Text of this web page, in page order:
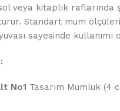
veya kitaplık raflarında
Standart mum
sayesinde
No1 Tasarım Mumluk (4